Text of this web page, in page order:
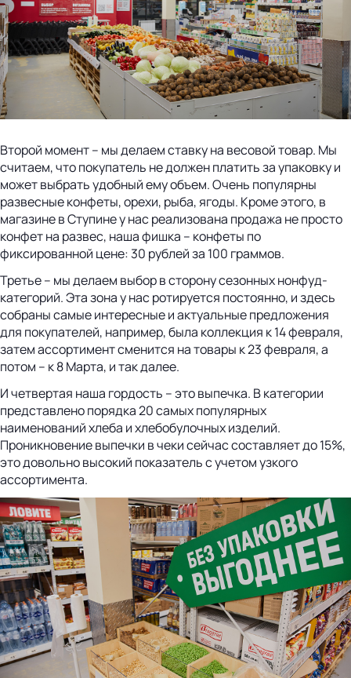
Второй момент – мы делаем ставку на весовой товар. Мы
считаем, что покупатель не должен платить за упаковку и
может выбрать удобный ему объем. Очень популярны
развесные конфеты, орехи, рыба, ягоды. Кроме этого, в
магазине в Ступине у нас реализована продажа не просто
конфет на развес, наша фишка – конфеты по
фиксированной цене: 30 рублей за 100 граммов.
Третье – мы делаем выбор в сторону сезонных нонфуд-
категорий. Эта зона у нас ротируется постоянно, и здесь
собраны самые интересные и актуальные предложения
для покупателей, например, была коллекция к 14 февраля,
затем ассортимент сменится на товары к 23 февраля, а
потом – к 8 Марта, и так далее.
И четвертая наша гордость – это выпечка. В категории
представлено порядка 20 самых популярных
наименований хлеба и хлебобулочных изделий.
Проникновение выпечки в чеки сейчас составляет до 15%,
это довольно высокий показатель с учетом узкого
ассортимента.